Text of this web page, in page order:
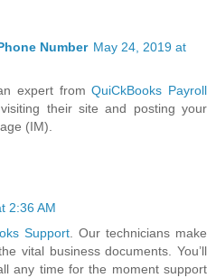
Number May 24, 2019 at
expert fromQuiCkBooks Payroll
their site and posting your
(IM).
2:36 AM
Support . Our technicians make
vital business documents. You’ll
any time for the moment support